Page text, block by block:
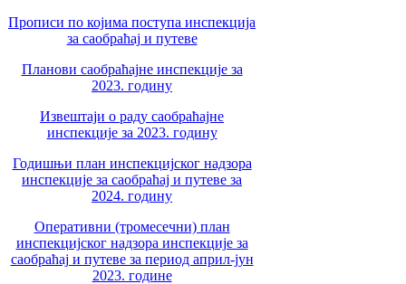
Прописи по којима поступа инспекција
за саобраћај и путеве
Планови саобраћајне инспекције за
2023. годину
Извештаји о раду саобраћајне
инспекције за 2023. годину
Годишњи план инспекцијског надзора
инспекције за саобраћај и путеве за
2024. годину
Оперативни (тромесечни) план
инспекцијског надзора инспекције за
саобраћај и путеве за период април-јун
2023. године